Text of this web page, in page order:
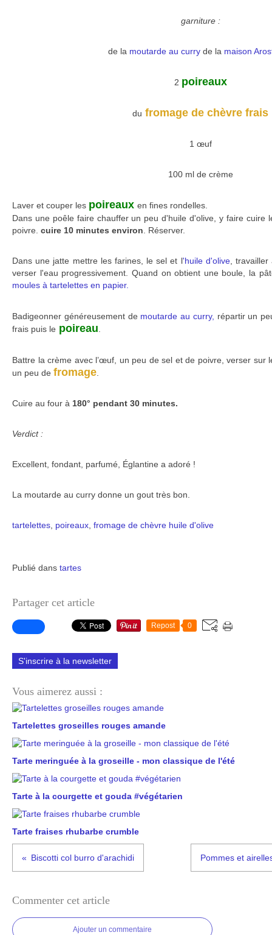
garniture :
de la moutarde au curry de la maison
2 poireaux
du fromage de chèvre frais
1 œuf
100 ml de crème
Laver et couper les poireaux en fines rondelles.
Dans une poêle faire chauffer un peu d'huile d'olive, y faire cuire
poivre. cuire 10 minutes environ . Réserver.
Dans une jatte mettre les farines, le sel et l'huile d'olive, travailler
verser l'eau progressivement. Quand on obtient une boule, la
moules à tartelettes en papier.
Badigeonner généreusement de moutarde au curry, répartir un
frais puis le poireau
Battre la crème avec l’œuf, un peu de sel et de poivre, verser sur
un peu de fromage
Cuire au four à 180° pendant 30 minutes.
Verdict :
Excellent, fondant, parfumé, Églantine a adoré !
La moutarde au curry donne un gout très bon.
tartelettes poireaux fromage de chèvre huile d'olive
Publié dans tartes
Partager cet article
Repost 0
S'inscrire à la newsletter
Vous aimerez aussi :
Tartelettes groseilles rouges amande
Tarte meringuée à la groseille - mon classique de l'été
Tarte à la courgette et gouda #végétarien
Tarte fraises rhubarbe crumble
Biscotti col burro d'arachidi Pommes et
Commenter cet article
Ajouter un commentaire